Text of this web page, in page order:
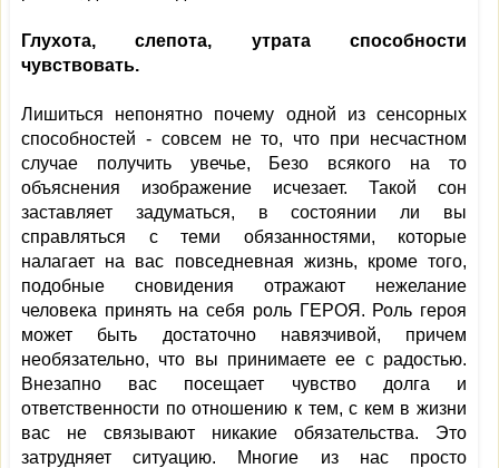
Глухота, слепота, утрата способности
чувствовать.
Лишиться непонятно почему одной из сенсорных
способностей - совсем не то, что при несчастном
случае получить увечье, Безо всякого на то
объяснения изображение исчезает. Такой сон
заставляет задуматься, в состоянии ли вы
справляться с теми обязанностями, которые
налагает на вас повседневная жизнь, кроме того,
подобные сновидения отражают нежелание
человека принять на себя роль ГЕРОЯ. Роль героя
может быть достаточно навязчивой, причем
необязательно, что вы принимаете ее с радостью.
Внезапно вас посещает чувство долга и
ответственности по отношению к тем, с кем в жизни
вас не связывают никакие обязательства. Это
затрудняет ситуацию. Многие из нас просто